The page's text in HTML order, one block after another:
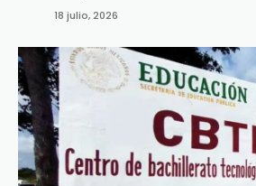
18 julio, 2026